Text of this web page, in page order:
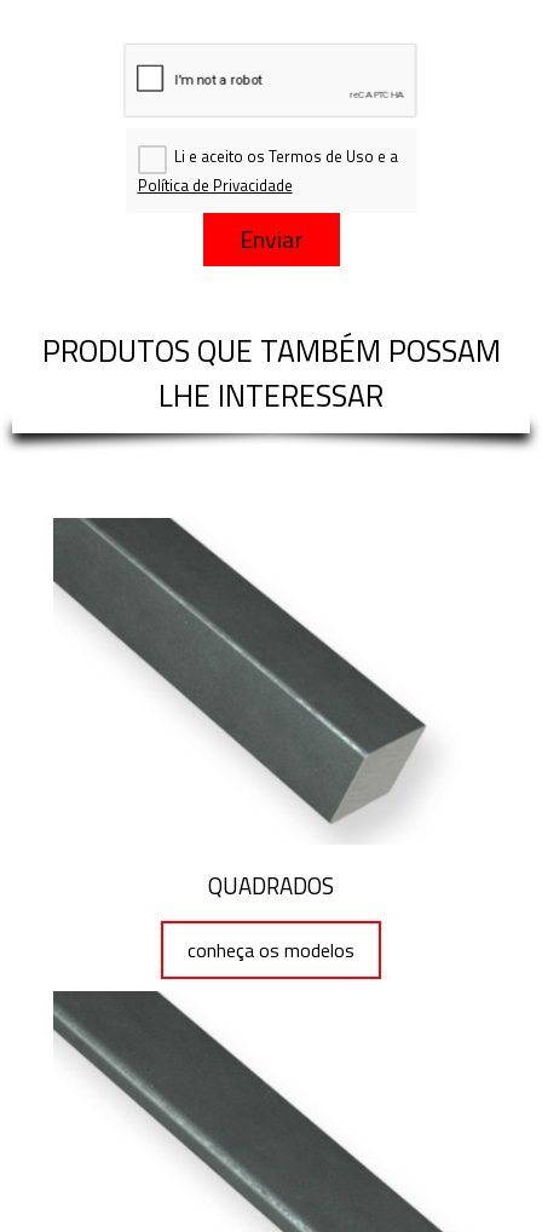
Li e aceito os Termos de Uso e a
Política de Privacidade
Enviar
PRODUTOS QUE TAMBÉM POSSAM
LHE INTERESSAR
QUADRADOS
conheça os modelos